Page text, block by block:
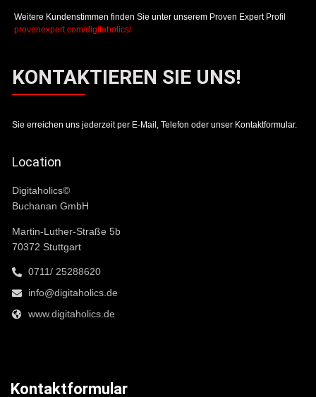
Weitere Kundenstimmen finden Sie unter unserem Proven Expert Profil
provenexpert.com/digitaholics/
KONTAKTIEREN SIE UNS!
Sie erreichen uns jederzeit per E-Mail, Telefon oder unser Kontaktformular.
Location
Digitaholics©
Buchanan GmbH
Martin-Luther-Straße 5b
70372 Stuttgart
0711/ 25288620
info@digitaholics.de
www.digitaholics.de
Kontaktformular